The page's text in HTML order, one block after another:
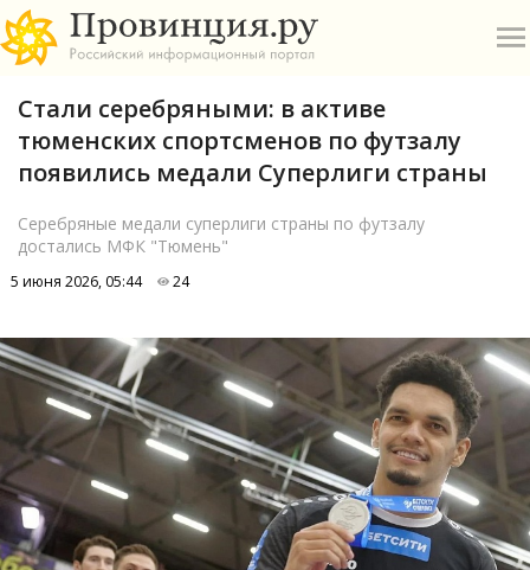
Б
В
П
Р
Стали серебряными: в активе
тюменских спортсменов по футзалу
появились медали Суперлиги страны
Серебряные медали суперлиги страны по футзалу
достались МФК "Тюмень"
5 июня 2026, 05:44 24